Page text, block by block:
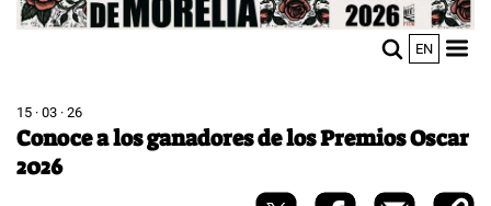
EN
15 · 03 · 26
Conoce a los ganadores de los Premios Oscar
2026